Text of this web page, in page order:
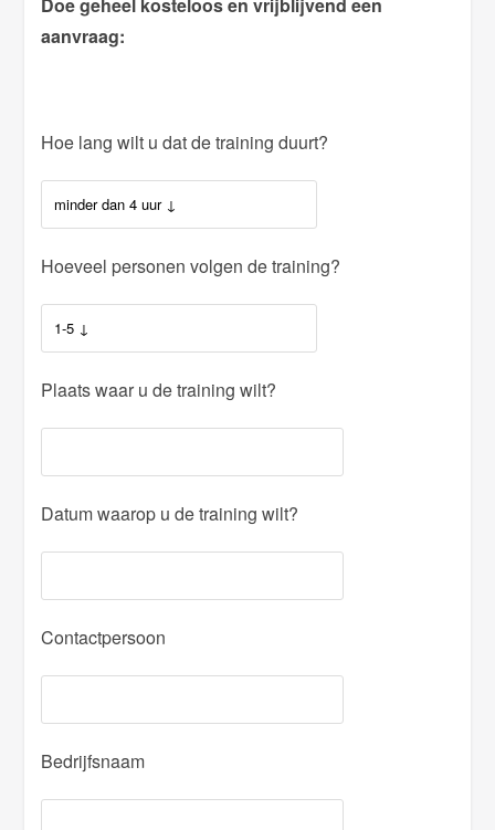
Doe geheel kosteloos en vrijblijvend een
aanvraag:
Hoe lang wilt u dat de training duurt?
Hoeveel personen volgen de training?
Plaats waar u de training wilt?
Datum waarop u de training wilt?
Contactpersoon
Bedrijfsnaam